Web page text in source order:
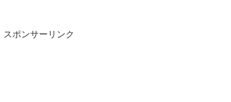
スポンサーリンク